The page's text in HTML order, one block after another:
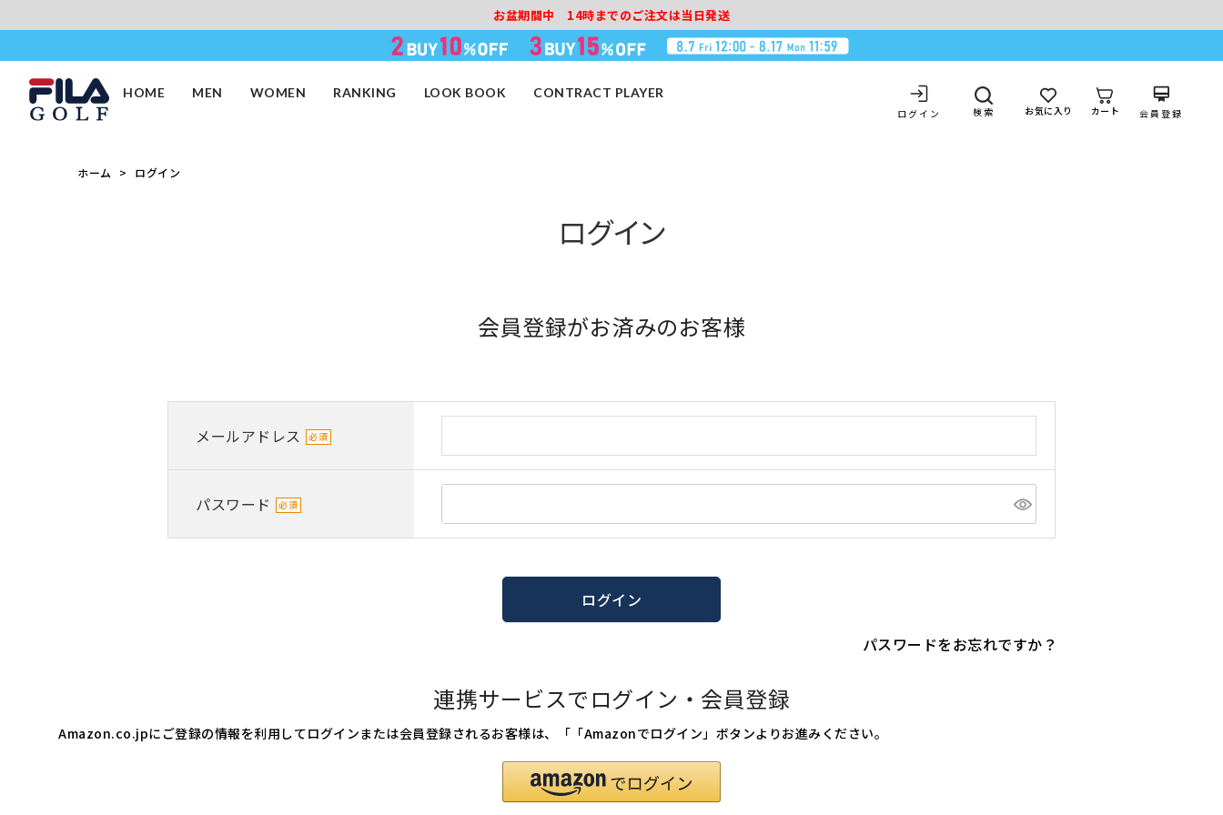
お盆期間中 14時までのご注文は当日発送
HOME MEN WOMEN RANKING LOOK BOOK CONTRACT PLAYER
ログイン 検索 お気に入り カート 会員登録
ホーム ログイン
ログイン
会員登録がお済みのお客様
メールアドレス
パスワード
ログイン
パスワードをお忘れですか？
連携サービスでログイン・会員登録
Amazon.co.jpにご登録の情報を利用してログインまたは会員登録されるお客様は、「「Amazonでログイン」ボタンよりお進みください。